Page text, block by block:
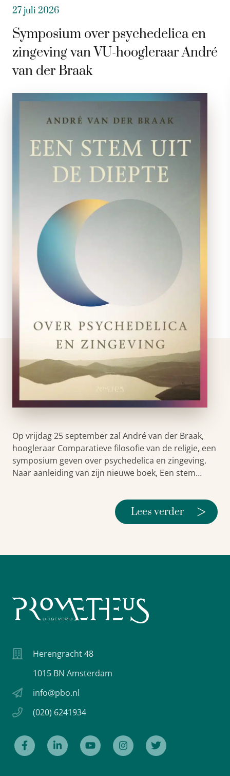
27 juli 2026
Symposium over psychedelica en
zingeving van VU-hoogleraar André
van der Braak
Op vrijdag 25 september zal André van der Braak,
hoogleraar Comparatieve filosofie van de religie, een
symposium geven over psychedelica en zingeving.
Naar aanleiding van zijn nieuwe boek, Een stem…
Lees verder >
Herengracht 48
1015 BN Amsterdam
info@pbo.nl
(020) 6241934